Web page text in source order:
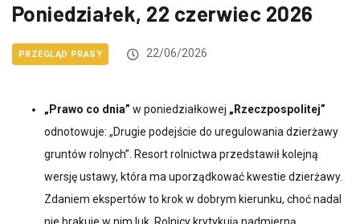
Poniedziałek, 22 czerwiec 2026
PRZEGLĄD PRASY 22/06/2026
„Prawo co dnia” w poniedziałkowej „Rzeczpospolitej”
odnotowuje: „Drugie podejście do uregulowania dzierżawy
gruntów rolnych”. Resort rolnictwa przedstawił kolejną
wersję ustawy, która ma uporządkować kwestie dzierżawy.
Zdaniem ekspertów to krok w dobrym kierunku, choć nadal